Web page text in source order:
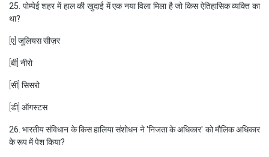
25. पोम्पेई शहर में हाल की खुदाई में एक नया विला मिला है जो किस ऐतिहासिक व्यक्ति का
था?
[ए] जूलियस सीज़र
[बी] नीरो
[सी] सिसरो
[डी] ऑगस्टस
26. भारतीय संविधान के किस हालिया संशोधन ने 'निजता के अधिकार' को मौलिक अधिकार
के रूप में पेश किया?